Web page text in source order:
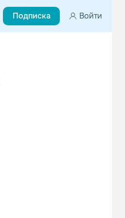
Подписка Войти